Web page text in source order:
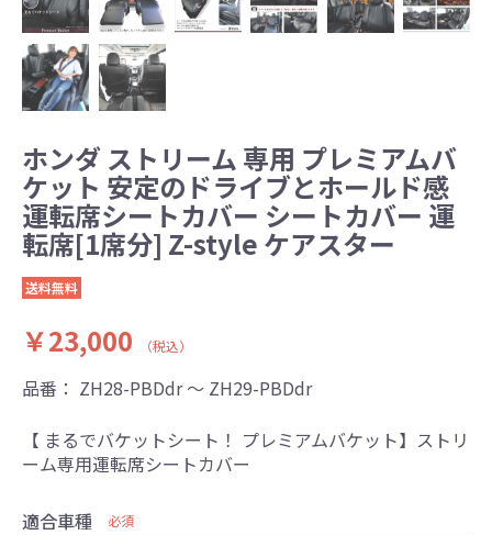
ホンダ ストリーム 専用 プレミアムバ
ケット 安定のドライブとホールド感
運転席シートカバー シートカバー 運
転席[1席分] Z-style ケアスター
送料無料
￥23,000 （税込）
品番： ZH28-PBDdr ～ ZH29-PBDdr
【 まるでバケットシート！ プレミアムバケット】ストリ
ーム専用運転席シートカバー
適合車種 必須